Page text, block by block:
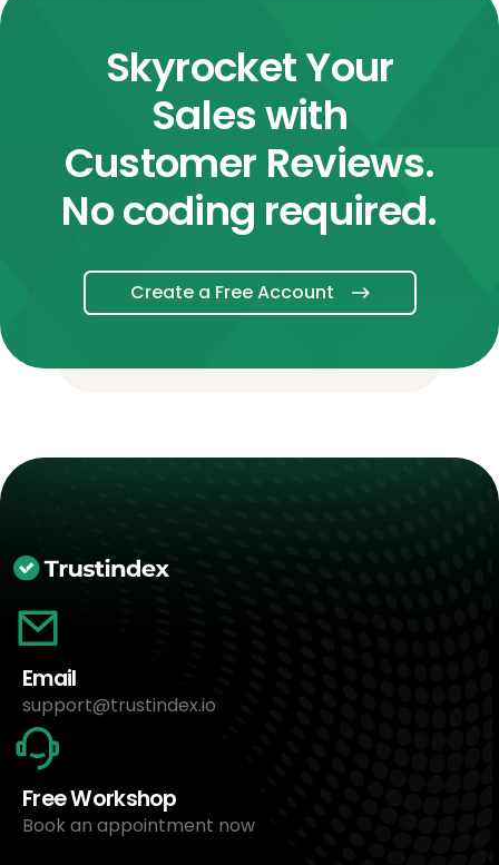
Skyrocket Your
Sales with
Customer Reviews.
No coding required.
Create a Free Account
Email
support@trustindex.io
Free Workshop
Book an appointment now